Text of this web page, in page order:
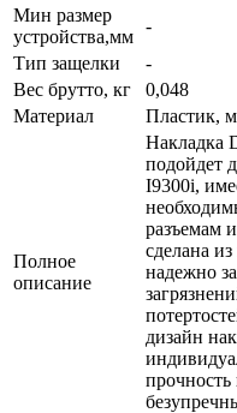
Мин размер
устройства,мм
-
Тип защелки
-
Вес брутто, кг
0,048
Материал
Пластик,
Полное
описание
Накладка
подойдет
I9300i,
разъемам
сделана
надежно
дизайн